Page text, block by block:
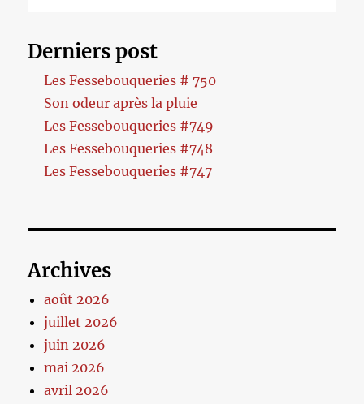
Derniers post
Les Fessebouqueries # 750
Son odeur après la pluie
Les Fessebouqueries #749
Les Fessebouqueries #748
Les Fessebouqueries #747
Archives
août 2026
juillet 2026
juin 2026
mai 2026
avril 2026